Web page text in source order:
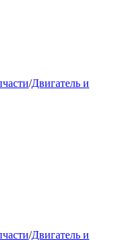
/Двигатель и
/Двигатель и